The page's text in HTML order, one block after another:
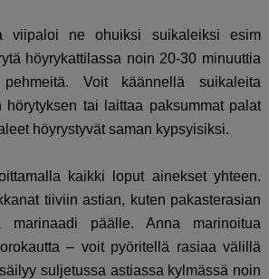
viipaloi ne ohuiksi suikaleiksi esim
höyrykattilassa noin 20-30 minuuttia
Voit käännellä suikaleita
hörytyksen tai laittaa paksummat palat
höyrystyvät saman kypsyisiksi.
kaikki loput ainekset yhteen.
tiiviin astian, kuten pakasterasian
päälle. Anna marinoitua
– voit pyöritellä rasiaa välillä
suljetussa astiassa kylmässä noin